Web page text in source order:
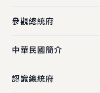
參觀總統府
中華民國簡介
認識總統府